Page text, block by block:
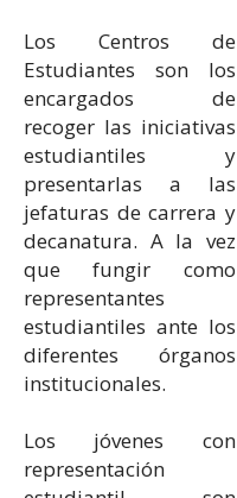
Los Centros de
Estudiantes son los
encargados de
recoger las iniciativas
estudiantiles y
presentarlas a las
jefaturas de carrera y
decanatura. A la vez
que fungir como
representantes
estudiantiles ante los
diferentes órganos
institucionales.
Los jóvenes con
representación